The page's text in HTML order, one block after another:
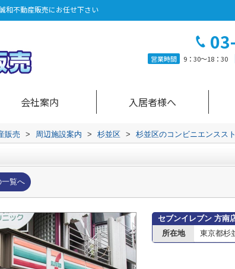
和不動産販売にお任せ下さい
営業時間 9：30～18：30
会社案内 入居者様へ
販売 > 周辺施設案内 > 杉並区 > 杉並区のコンビニエンスス
覧へ
セブンイレブン 方南
所在地
東京都杉